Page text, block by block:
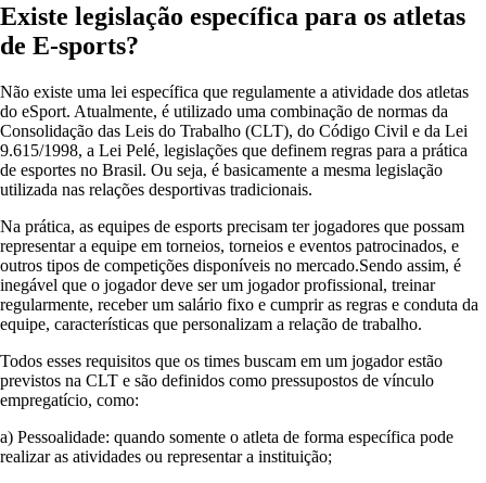
Existe legislação específica para os atletas
de E-sports?
Não existe uma lei específica que regulamente a atividade dos atletas
do eSport. Atualmente, é utilizado uma combinação de normas da
Consolidação das Leis do Trabalho (CLT), do Código Civil e da Lei
9.615/1998, a Lei Pelé, legislações que definem regras para a prática
de esportes no Brasil. Ou seja, é basicamente a mesma legislação
utilizada nas relações desportivas tradicionais.
Na prática, as equipes de esports precisam ter jogadores que possam
representar a equipe em torneios, torneios e eventos patrocinados, e
outros tipos de competições disponíveis no mercado.Sendo assim, é
inegável que o jogador deve ser um jogador profissional, treinar
regularmente, receber um salário fixo e cumprir as regras e conduta da
equipe, características que personalizam a relação de trabalho.
Todos esses requisitos que os times buscam em um jogador estão
previstos na CLT e são definidos como pressupostos de vínculo
empregatício, como:
a) Pessoalidade: quando somente o atleta de forma específica pode
realizar as atividades ou representar a instituição;